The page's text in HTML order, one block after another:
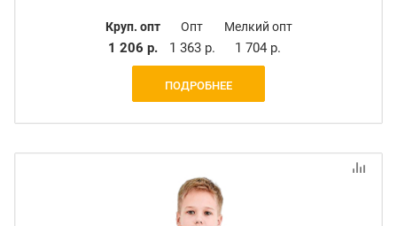
Круп. опт
1 206 р.
Опт
1 363 р.
Мелкий опт
1 704 р.
ПОДРОБНЕЕ